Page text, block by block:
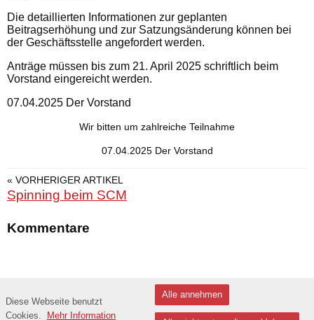
Die detaillierten Informationen zur geplanten
Beitragserhöhung und zur Satzungsänderung können bei
der Geschäftsstelle angefordert werden.
Anträge müssen bis zum 21. April 2025 schriftlich beim
Vorstand eingereicht werden.
07.04.2025 Der Vorstand
Wir bitten um zahlreiche Teilnahme
07.04.2025 Der Vorstand
« VORHERIGER ARTIKEL
Spinning beim SCM
Kommentare
Datenschutzerklärung
Sport im Herzen der Pfalz
Diese Webseite benutzt
Cookies.
Mehr Information
Alle annehmen